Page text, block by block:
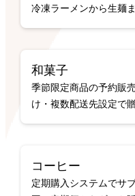
冷凍ラーメンから生麺
和菓子
季節限定商品の予約販
け・複数配送先設定で
コーヒー
定期購入システムでサ